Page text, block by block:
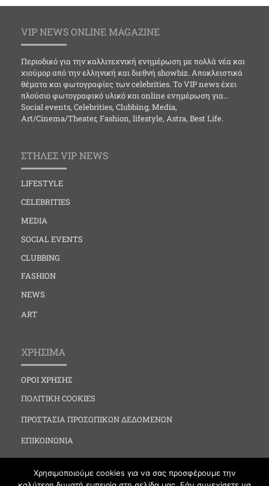
VIP NEWS ONLINE MAGAZINE
Περιοδικό για την καλλιτεχνική ενημέρωση με πολλά νέα και
χιούμορ από την ελληνική και διεθνή showbiz. Αποκλειστικά
θέματα και φωτογραφίες των celebrities. Το VIP news έχει
πλούσιο φωτογραφικό υλικό και online ενημέρωση για…
Social events, Celebrities, Clubbing, Media,
Art/Cinema/Theater, Fashion, lifestyle, Astra, Best Life.
ΣΤΗΛΕΣ VIP NEWS
LIFESTYLE
CELEBRITIES
MEDIA
SOCIAL EVENTS
CLUBBING
FASHION
NEWS
ART
ΧΡΗΣΙΜΑ
ΟΡΟΙ ΧΡΗΣΗΣ
ΠΟΛΙΤΙΚΗ COOKIES
ΠΡΟΣΤΑΣΙΑ ΠΡΟΣΩΠΙΚΩΝ ΔΕΔΟΜΕΝΩΝ
ΕΠΙΚΟΙΝΩΝΙΑ
Χρησιμοποιούμε cookies για να σας προσφέρουμε την